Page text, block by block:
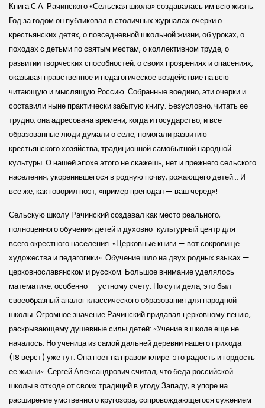
Книга С.А. Рачинского «Сельская школа» создавалась им всю жизнь.
Год за годом он публиковал в столичных журналах очерки о
крестьянских детях, о повседневной школьной жизни, об уроках, о
походах с детьми по святым местам, о коллективном труде, о
развитии творческих способностей, о своих прозрениях и опасениях,
оказывая нравственное и педагогическое воздействие на всю
читающую и мыслящую Россию. Собранные воедино, эти очерки и
составили ныне практически забытую книгу. Безусловно, читать ее
трудно, она адресована времени, когда и государство, и все
образованные люди думали о селе, помогали развитию
крестьянского хозяйства, традиционной самобытной народной
культуры. О нашей эпохе этого не скажешь, нет и прежнего сельского
населения, укоренившегося в родную почву, рожающего детей… И
все же, как говорил поэт, «пример преподан — ваш черед»!
Сельскую школу Рачинский создавал как место реального,
полноценного обучения детей и духовно-культурный центр для
всего окрестного населения. «Церковные книги — вот сокровище
художества и педагогики». Обучение шло на двух родных языках —
церковнославянском и русском. Большое внимание уделялось
математике, особенно — устному счету. По сути дела, это был
своеобразный аналог классического образования для народной
школы. Огромное значение Рачинский придавал церковному пению,
раскрывающему душевные силы детей: «Учение в школе еще не
началось. Но ученица из самой дальней деревни нашего прихода
(18 верст) уже тут. Она поет на правом клире: это радость и гордость
ее жизни». Сергей Александрович считал, что беда российской
школы в отходе от своих традиций в угоду Западу, в упоре на
расширение умственного кругозора, сопровождающегося сужением